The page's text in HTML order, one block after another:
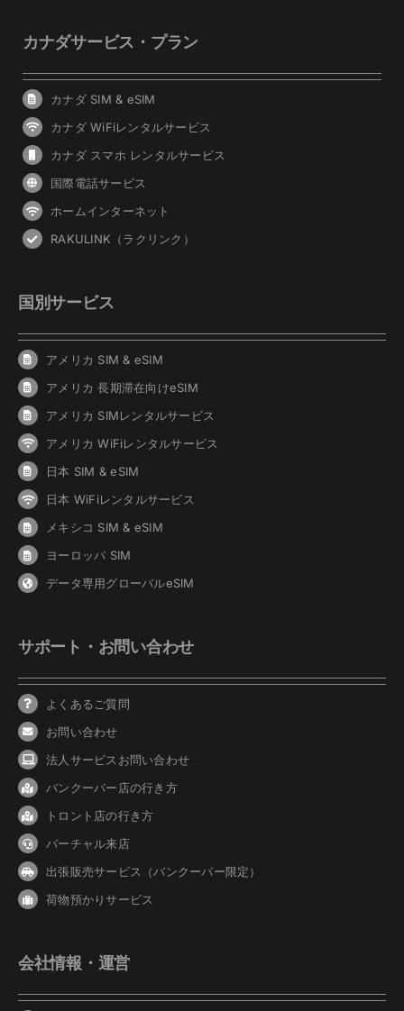
カナダサービス・プラン
カナダ SIM & eSIM
カナダ WiFiレンタルサービス
カナダ スマホ レンタルサービス
国際電話サービス
ホームインターネット
RAKULINK（ラクリンク）
国別サービス
アメリカ SIM & eSIM
アメリカ 長期滞在向けeSIM
アメリカ SIMレンタルサービス
アメリカ WiFiレンタルサービス
日本 SIM & eSIM
日本 WiFiレンタルサービス
メキシコ SIM & eSIM
ヨーロッパ SIM
データ専用グローバルeSIM
サポート・お問い合わせ
よくあるご質問
お問い合わせ
法人サービスお問い合わせ
バンクーバー 店の行き方
トロント店の行き方
バーチャル来店
出張販売サービス（バンクーバー限定）
荷物預かりサービス
会社情報・運営